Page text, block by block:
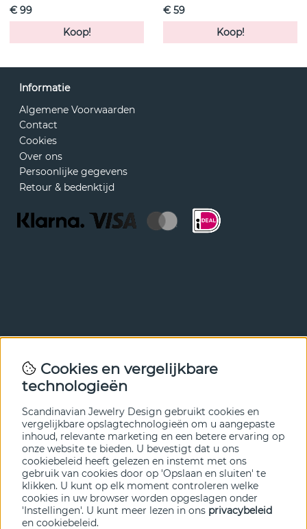
€ 99
Koop!
€ 59
Koop!
Informatie
Algemene Voorwaarden
Contact
Cookies
Over ons
Persoonlijke gegevens
Retour & bedenktijd
Met onze nieuwsbrief ben je als eerste op de hoogte van
nieuws en aanbiedingen. Meld je hieronder aan.
VERZENDEN
Cookies en vergelijkbare
technologieën
Scandinavian Jewelry Design gebruikt cookies en
vergelijkbare opslagtechnologieën om u aangepaste
inhoud, relevante marketing en een betere ervaring op
onze website te bieden. U bevestigt dat u ons
cookiebeleid heeft gelezen en instemt met ons
gebruik van cookies door op 'Opslaan en sluiten' te
klikken. U kunt op elk moment controleren welke
cookies in uw browser worden opgeslagen onder
'Instellingen'. U kunt meer lezen in ons privacybeleid
en cookiebeleid.